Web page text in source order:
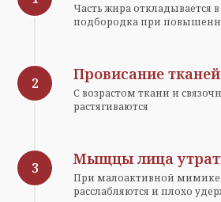
Часть жира откладывается
подбородка при
Провисание тканей
С возрастом ткани и
растягиваются
Мыщцы лица
При малоактивной
расслабляются и плохо